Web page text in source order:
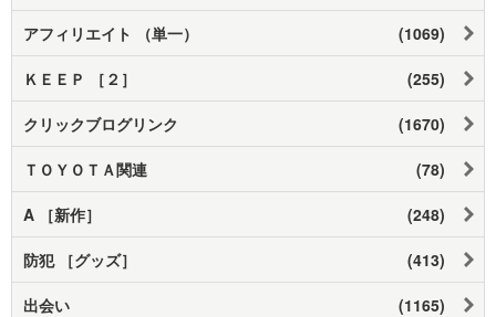
アフィリエイト （単一） (1069)
ＫＥＥＰ ［２］ (255)
クリックブログリンク (1670)
ＴＯＹＯＴＡ関連 (78)
A ［新作］ (248)
防犯 ［グッズ］ (413)
出会い (1165)